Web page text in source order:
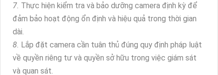
7. Thực hiện kiểm tra và bảo dưỡng camera định kỳ để
đảm bảo hoạt động ổn định và hiệu quả trong thời gian
dài.
8. Lắp đặt camera cần tuân thủ đúng quy định pháp luật
về quyền riêng tư và quyền sở hữu trong việc giám sát
và quan sát.